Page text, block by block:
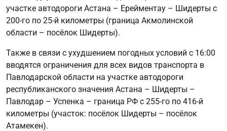
участке автодороги Астана – Ерейментау – Шидерты с
200-го по 25-й километры (граница Акмолинской
области – посёлок Шидерты).
Также в связи с ухудшением погодных условий с 16:00
вводятся ограничения для всех видов транспорта в
Павлодарской области на участке автодороги
республиканского значения Астана – Шидерты –
Павлодар – Успенка – граница РФ с 255-го по 416-й
километры (участок: посёлок Шидерты – посёлок
Атамекен).